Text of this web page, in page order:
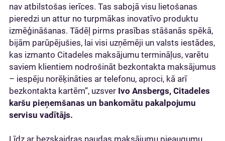
nav atbilstošas ierīces. Tas sabojā visu lietošanas
pieredzi un attur no turpmākas inovatīvo produktu
izmēģināšanas. Tādēļ pirms prasības stāšanās spēkā,
bijām parūpējušies, lai visi uzņēmēji un valsts iestādes,
kas izmanto Citadeles maksājumu termināļus, varētu
saviem klientiem nodrošināt bezkontakta maksājumus
– iespēju norēķināties ar telefonu, aproci, kā arī
bezkontakta kartēm”, uzsver Ivo Ansbergs, Citadeles
karšu pieņemšanas un bankomātu pakalpojumu
servisu vadītājs.
Līdz ar bezskaidras naudas maksājumu pieaugumu